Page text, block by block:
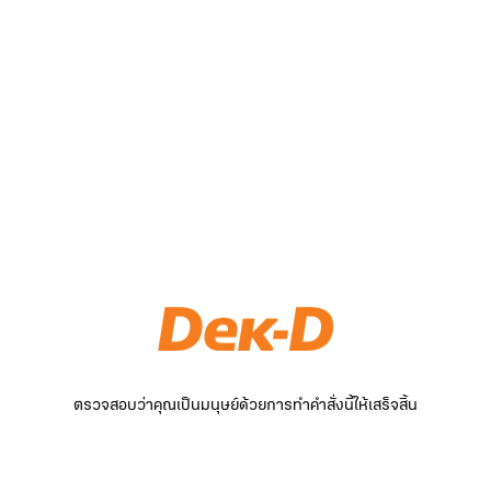
ตรวจสอบว่าคุณเป็นมนุษย์ด้วยการทำคำสั่งนี้ให้เสร็จสิ้น